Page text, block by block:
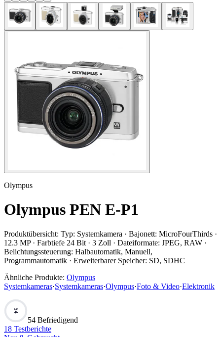
Olympus
Olympus PEN E-P1
Produktübersicht: Typ: Systemkamera · Bajonett: MicroFourThirds ·
12.3 MP · Farbtiefe 24 Bit · 3 Zoll · Dateiformate: JPEG, RAW ·
Belichtungssteuerung: Halbautomatik, Manuell,
Programmautomatik · Erweiterbarer Speicher: SD, SDHC
Ähnliche Produkte: Olympus
Systemkameras·Systemkameras·Olympus·Foto & Video·Elektronik
54
54 Befriedigend
18 Testberichte